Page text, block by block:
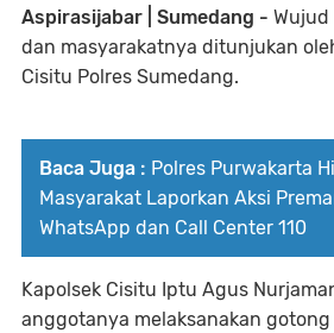
Aspirasijabar | Sumedang - Wujud
dan masyarakatnya ditunjukan
Cisitu Polres Sumedang.
Baca Juga : Polres Purwakarta
Masyarakat Laporkan Aksi
WhatsApp dan Call Center 110
Kapolsek Cisitu Iptu Agus
anggotanya melaksanakan